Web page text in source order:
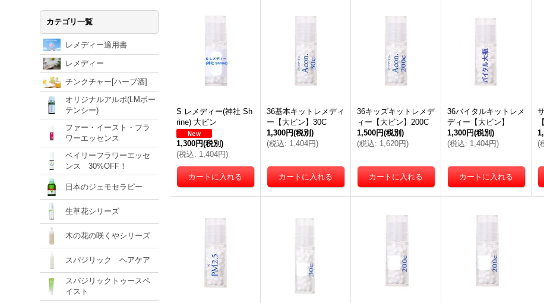
カテゴリ一覧
レメディー適用書
レメディー
チンクチャー[ハーブ酒]
オリジナルアルポ(LMポー
テンシー)
ファー・イースト・フラ
ワーエッセンス
ベイリーフラワーエッセ
ンス 30%OFF！
日本のジェモセラピー
生草花シリーズ
木の花の咲くやシリーズ
スパジリック ヘアケア
スパジリックトゥースペ
イスト
S レメディー(神社 Sh
rine) 大ビン
1,300円(税別)
(税込: 1,404円)
36基本キットレメディ
ー【大ビン】30C
1,300円(税別)
(税込: 1,404円)
36キッズキットレメデ
ィー【大ビン】200C
1,500円(税別)
(税込: 1,620円)
36バイタルキットレメ
ディー【大ビン】
1,300円(税別)
(税込: 1,404円)
(